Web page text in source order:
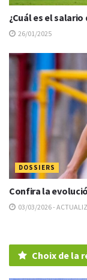
¿Cuál es el
26/01/2025
DOSSIERS
Confira la
03/03/2026 -
Choix de la